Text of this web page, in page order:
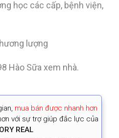
học các cấp, bệnh viện,
lượng
Hào Sữa xem nhà.
, mua bán được nhanh hơn
với sự trợ giúp đắc lực của
REAL